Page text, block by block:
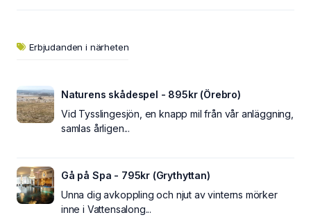
Erbjudanden i närheten
Naturens skådespel - 895kr (Örebro)
Vid Tysslingesjön, en knapp mil från vår anläggning,
samlas årligen...
Gå på Spa - 795kr (Grythyttan)
Unna dig avkoppling och njut av vinterns mörker
inne i Vattensalong...